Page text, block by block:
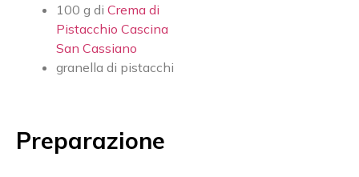
100 g di Crema di
Pistacchio Cascina
San Cassiano
granella di pistacchi
Preparazione